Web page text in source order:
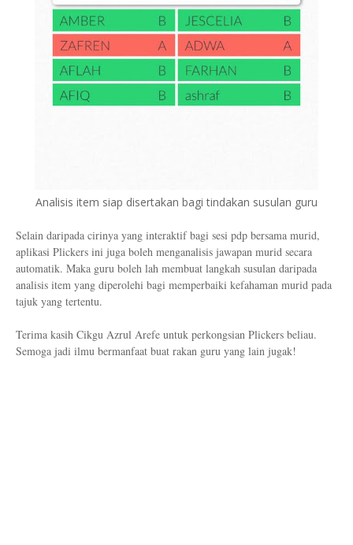
Analisis item siap disertakan bagi tindakan susulan guru
Selain daripada cirinya yang interaktif bagi sesi pdp bersama murid,
aplikasi Plickers ini juga boleh menganalisis jawapan murid secara
automatik. Maka guru boleh lah membuat langkah susulan daripada
analisis item yang diperolehi bagi memperbaiki kefahaman murid pada
tajuk yang tertentu.
Terima kasih Cikgu Azrul Arefe untuk perkongsian Plickers beliau.
Semoga jadi ilmu bermanfaat buat rakan guru yang lain jugak!